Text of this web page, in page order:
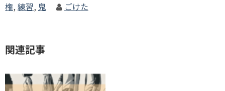
権, 練習, 鬼 ごけた
関連記事